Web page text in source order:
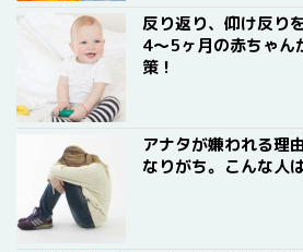
反り返り、仰け反り
4〜5ヶ月の赤ちゃん
策！
アナタが嫌われる理
なりがち。こんな人